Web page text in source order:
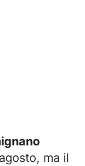
ma il